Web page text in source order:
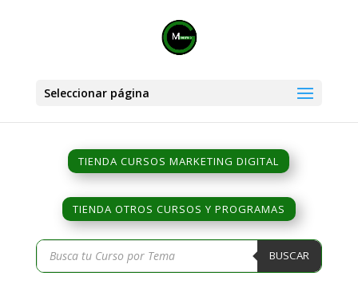
Seleccionar página
TIENDA CURSOS MARKETING DIGITAL
TIENDA OTROS CURSOS Y PROGRAMAS
Búsqueda
de
productos
BUSCAR